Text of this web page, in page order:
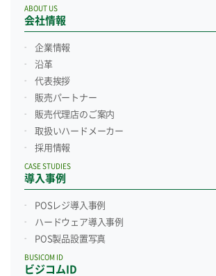
会社情報
ABOUT US
企業情報
沿革
代表挨拶
販売パートナー
販売代理店のご案内
取扱いハードメーカー
採用情報
導入事例
CASE STUDIES
POSレジ導入事例
ハードウェア導入事例
POS製品設置写真
ビジコムID
BUSICOM ID